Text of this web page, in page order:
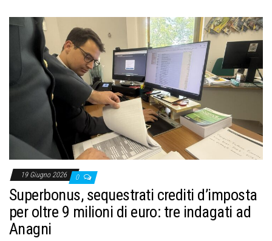
19 Giugno 2026 0
Superbonus, sequestrati crediti d’imposta
per oltre 9 milioni di euro: tre indagati ad
Anagni